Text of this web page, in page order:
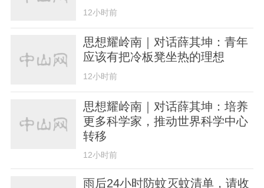
12小时前
思想耀岭南｜对话薛其坤：青年
应该有把冷板凳坐热的理想
12小时前
思想耀岭南｜对话薛其坤：培养
更多科学家，推动世界科学中心
转移
12小时前
雨后24小时防蚊灭蚊清单，请收